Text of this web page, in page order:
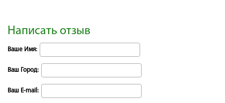
Написать отзыв
Ваше Имя:
Ваш Город:
Ваш E-mail: